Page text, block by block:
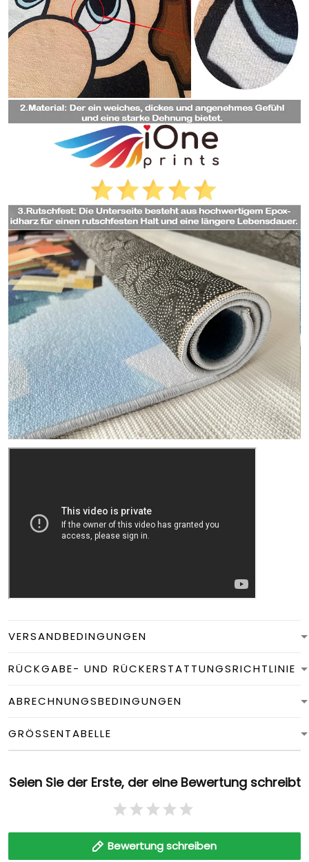
VERSANDBEDINGUNGEN
RÜCKGABE- UND RÜCKERSTATTUNGSRICHTLINIE
ABRECHNUNGSBEDINGUNGEN
GRÖSSENTABELLE
Seien Sie der Erste, der eine Bewertung schreibt
Bewertung schreiben